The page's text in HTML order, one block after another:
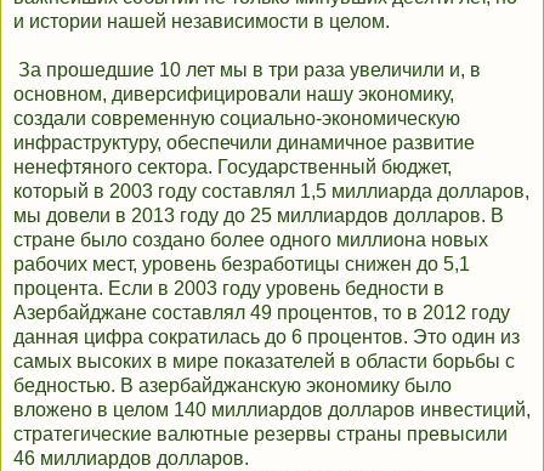
и истории нашей независимости в целом.
За прошедшие 10 лет мы в три раза увеличили и, в
основном, диверсифицировали нашу экономику,
создали современную социально-экономическую
инфраструктуру, обеспечили динамичное развитие
ненефтяного сектора. Государственный бюджет,
который в 2003 году составлял 1,5 миллиарда долларов,
мы довели в 2013 году до 25 миллиардов долларов. В
стране было создано более одного миллиона новых
рабочих мест, уровень безработицы снижен до 5,1
процента. Если в 2003 году уровень бедности в
Азербайджане составлял 49 процентов, то в 2012 году
данная цифра сократилась до 6 процентов. Это один из
самых высоких в мире показателей в области борьбы с
бедностью. В азербайджанскую экономику было
вложено в целом 140 миллиардов долларов инвестиций,
стратегические валютные резервы страны превысили
46 миллиардов долларов.